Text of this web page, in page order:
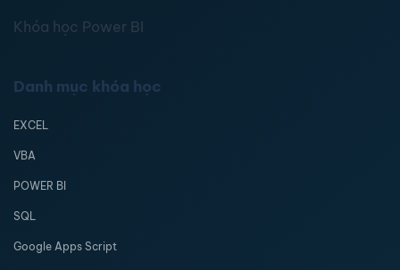
Khóa học Power BI
Danh mục khóa học
EXCEL
VBA
POWER BI
SQL
Google Apps Script